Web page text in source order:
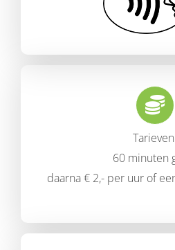
60 minuten
daarna € 2,- per uur of